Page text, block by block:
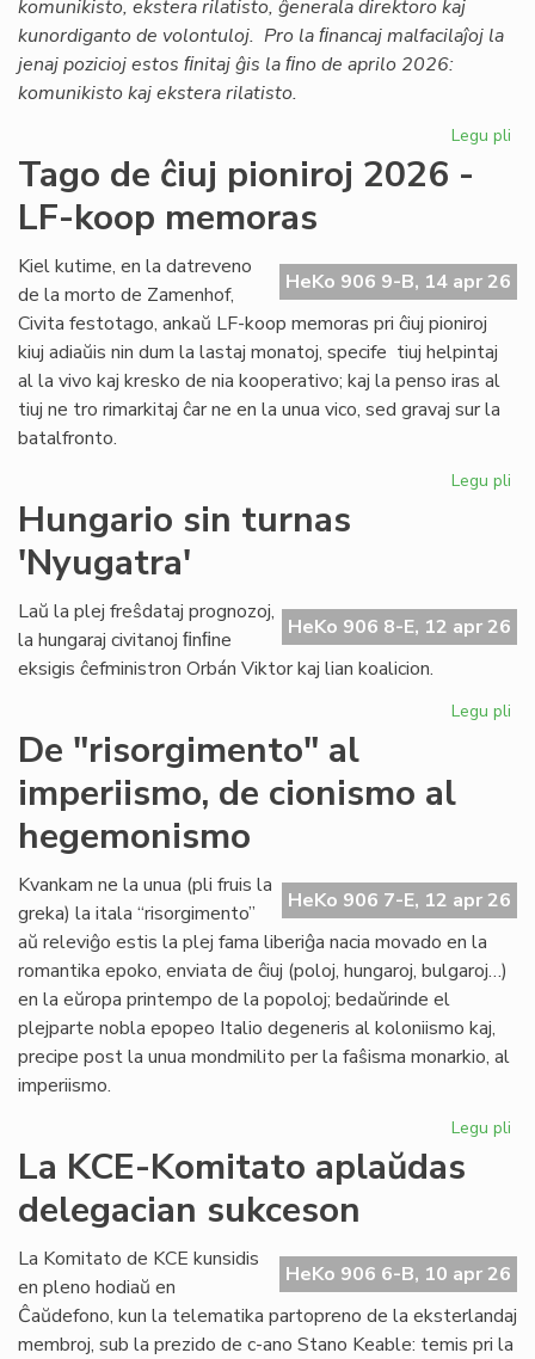
komunikisto, ekstera rilatisto, ĝenerala direktoro kaj
kunordiganto de volontuloj. Pro la ﬁnancaj malfacilaĵoj la
jenaj pozicioj estos ﬁnitaj ĝis la ﬁno de aprilo 2026:
komunikisto kaj ekstera rilatisto.
Legu pli
Tago de ĉiuj pioniroj 2026 -
LF-koop memoras
HeKo 906 9-B, 14 apr 26
Kiel kutime, en la datreveno
de la morto de Zamenhof,
Civita festotago, ankaŭ LF-koop memoras pri ĉiuj pioniroj
kiuj adiaŭis nin dum la lastaj monatoj, specife tiuj helpintaj
al la vivo kaj kresko de nia kooperativo; kaj la penso iras al
tiuj ne tro rimarkitaj ĉar ne en la unua vico, sed gravaj sur la
batalfronto.
Legu pli
Hungario sin turnas
'Nyugatra'
HeKo 906 8-E, 12 apr 26
Laŭ la plej freŝdataj prognozoj,
la hungaraj civitanoj ﬁnﬁne
eksigis ĉefministron Orbán Viktor kaj lian koalicion.
Legu pli
De "risorgimento" al
imperiismo, de cionismo al
hegemonismo
HeKo 906 7-E, 12 apr 26
Kvankam ne la unua (pli fruis la
greka) la itala “risorgimento”
aŭ releviĝo estis la plej fama liberiĝa nacia movado en la
romantika epoko, enviata de ĉiuj (poloj, hungaroj, bulgaroj…)
en la eŭropa printempo de la popoloj; bedaŭrinde el
plejparte nobla epopeo Italio degeneris al koloniismo kaj,
precipe post la unua mondmilito per la faŝisma monarkio, al
imperiismo.
Legu pli
de
al
La KCE-Komitato aplaŭdas
delegacian sukceson
HeKo 906 6-B, 10 apr 26
La Komitato de KCE kunsidis
en pleno hodiaŭ en
Ĉaŭdefono, kun la telematika partopreno de la eksterlandaj
membroj, sub la prezido de c-ano Stano Keable: temis pri la